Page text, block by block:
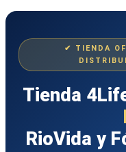
✔ TIENDA
Tienda
RioVida y